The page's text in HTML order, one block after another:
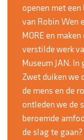
openen met
van Robin Wen
MORE en
verstilde werk
Museum JAN.
Zwet duiken we
de mens en de
ontleden we de
beroemde
de slag te